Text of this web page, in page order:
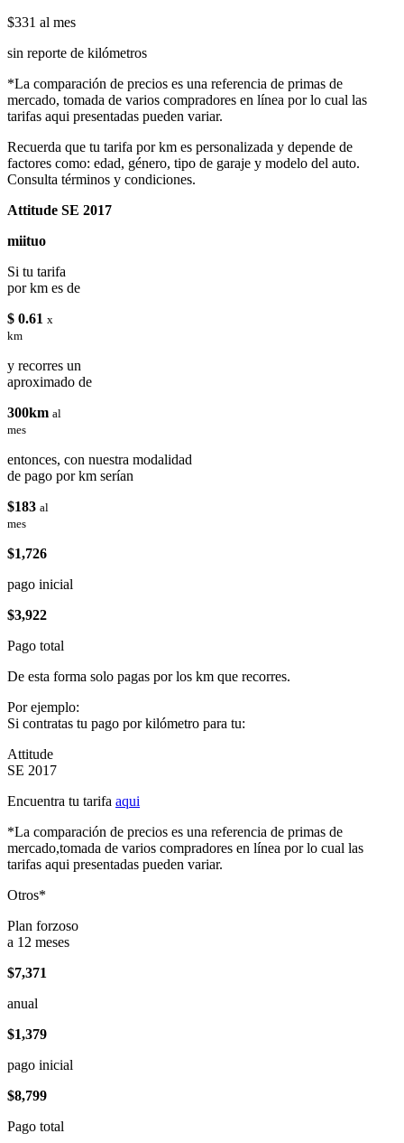
$331 al mes
sin reporte de kilómetros
*La comparación de precios es una referencia de primas de
mercado, tomada de varios compradores en línea por lo cual las
tarifas aqui presentadas pueden variar.
Recuerda que tu tarifa por km es personalizada y depende de
factores como: edad, género, tipo de garaje y modelo del auto.
Consulta términos y condiciones.
Attitude SE 2017
miituo
Si tu tarifa
por km es de
$ 0.61 x
km
y recorres un
aproximado de
300km al
mes
entonces, con nuestra modalidad
de pago por km serían
$183 al
mes
$1,726
pago inicial
$3,922
Pago total
De esta forma solo pagas por los km que recorres.
Por ejemplo:
Si contratas tu pago por kilómetro para tu:
Attitude
SE 2017
Encuentra tu tarifa aqui
*La comparación de precios es una referencia de primas de
mercado,tomada de varios compradores en línea por lo cual las
tarifas aqui presentadas pueden variar.
Otros*
Plan forzoso
a 12 meses
$7,371
anual
$1,379
pago inicial
$8,799
Pago total